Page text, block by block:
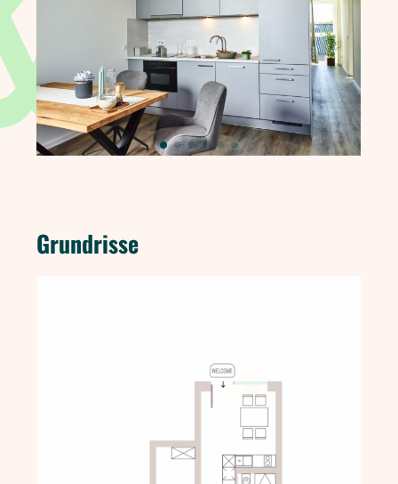
Grundrisse